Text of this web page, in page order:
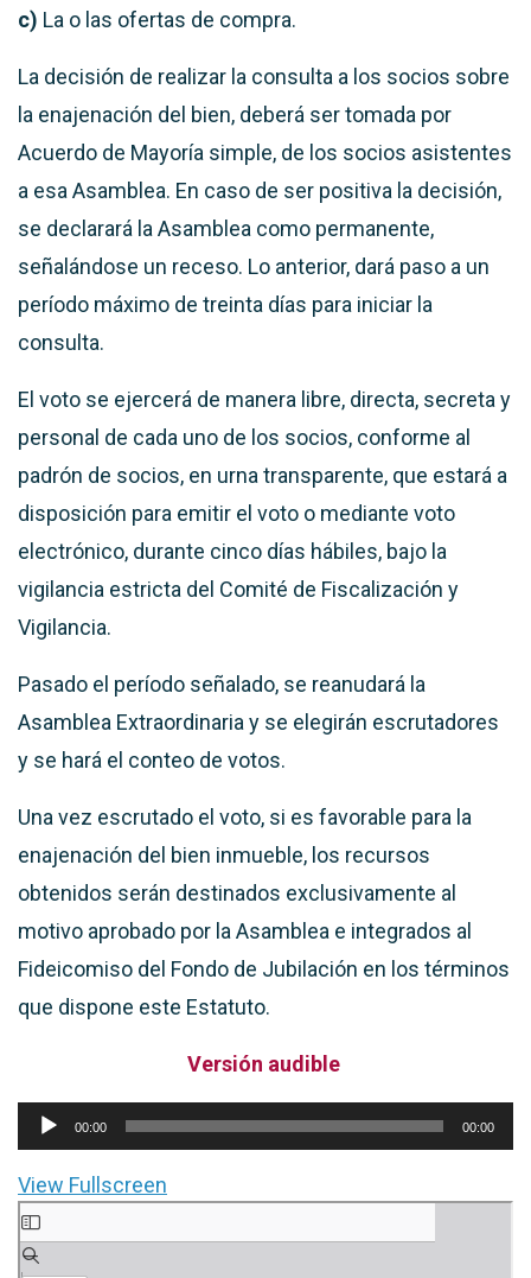
c) La o las ofertas de compra.
La decisión de realizar la consulta a los socios sobre
la enajenación del bien, deberá ser tomada por
Acuerdo de Mayoría simple, de los socios asistentes
a esa Asamblea. En caso de ser positiva la decisión,
se declarará la Asamblea como permanente,
señalándose un receso. Lo anterior, dará paso a un
período máximo de treinta días para iniciar la
consulta.
El voto se ejercerá de manera libre, directa, secreta y
personal de cada uno de los socios, conforme al
padrón de socios, en urna transparente, que estará a
disposición para emitir el voto o mediante voto
electrónico, durante cinco días hábiles, bajo la
vigilancia estricta del Comité de Fiscalización y
Vigilancia.
Pasado el período señalado, se reanudará la
Asamblea Extraordinaria y se elegirán escrutadores
y se hará el conteo de votos.
Una vez escrutado el voto, si es favorable para la
enajenación del bien inmueble, los recursos
obtenidos serán destinados exclusivamente al
motivo aprobado por la Asamblea e integrados al
Fideicomiso del Fondo de Jubilación en los términos
que dispone este Estatuto.
Versión audible
Reproductor
de
audio
00:00 00:00
View Fullscreen
Saltar
al